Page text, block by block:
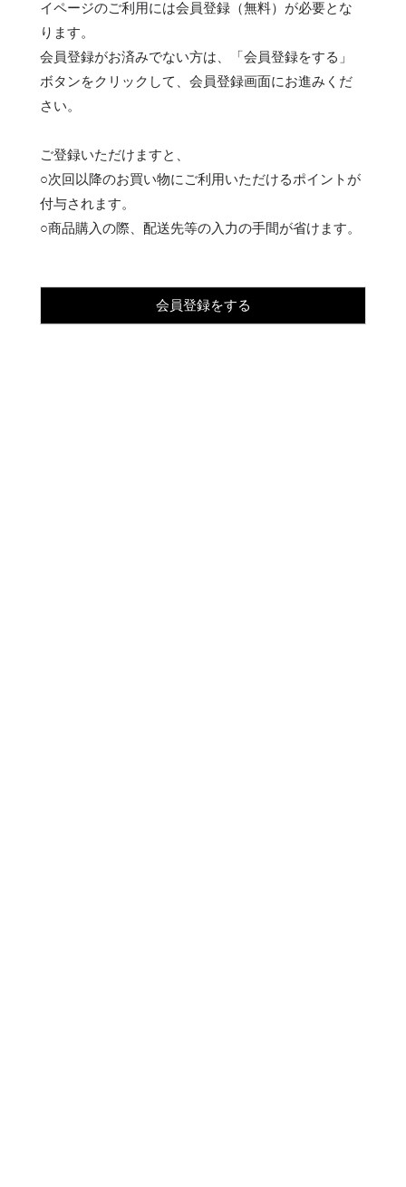
イページのご利用には会員登録（無料）が必要とな
ります。
会員登録がお済みでない方は、「会員登録をする」
ボタンをクリックして、会員登録画面にお進みくだ
さい。
ご登録いただけますと、
○次回以降のお買い物にご利用いただけるポイントが
付与されます。
○商品購入の際、配送先等の入力の手間が省けます。
会員登録をする